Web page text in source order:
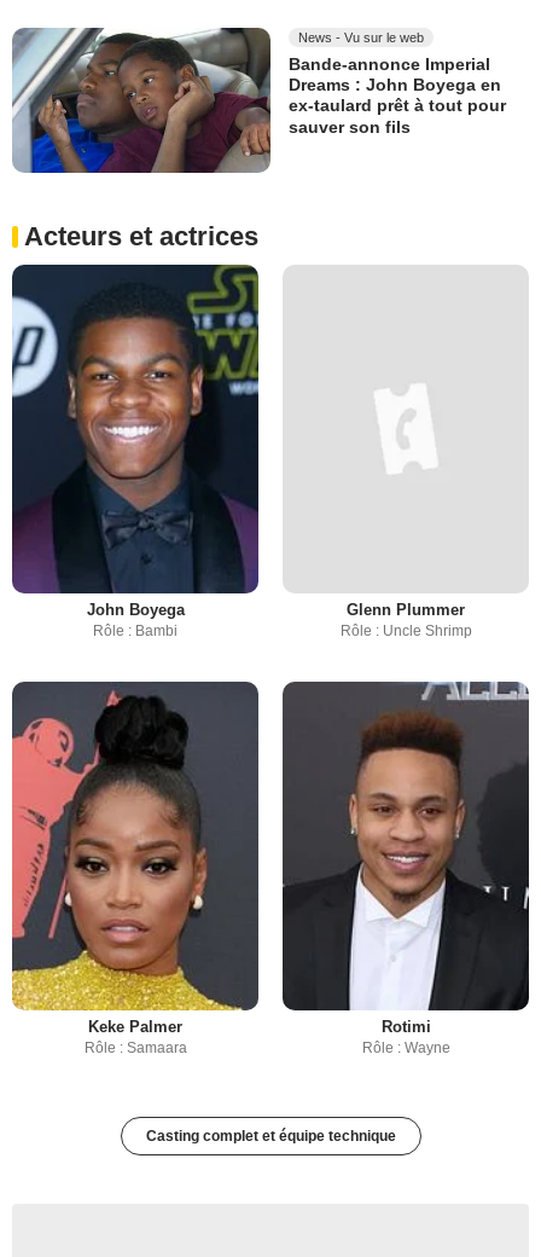
News - Vu sur le web
Bande-annonce Imperial
Dreams : John Boyega en
ex-taulard prêt à tout pour
sauver son fils
Acteurs et actrices
John Boyega
Rôle : Bambi
Glenn Plummer
Rôle : Uncle Shrimp
Keke Palmer
Rôle : Samaara
Rotimi
Rôle : Wayne
Casting complet et équipe technique